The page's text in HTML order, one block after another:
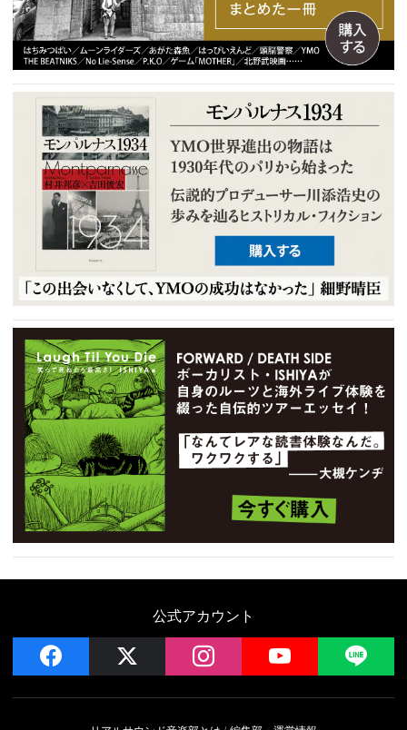
公式アカウント
facebook instagram YouTube